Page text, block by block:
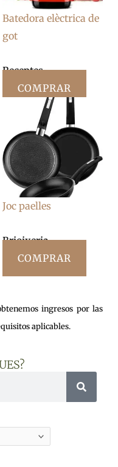
Batedora elèctrica de
got
Receptes
COMPRAR
Joc paelles
Brioixeria
COMPRAR
ingresos por las
aplicables.